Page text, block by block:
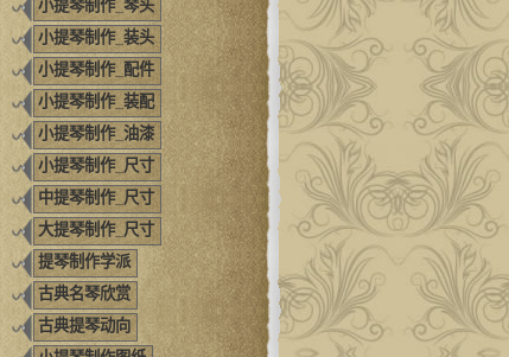
小提琴制作_琴头
小提琴制作_装头
小提琴制作_配件
小提琴制作_装配
小提琴制作_油漆
小提琴制作_尺寸
中提琴制作_尺寸
大提琴制作_尺寸
提琴制作学派
古典名琴欣赏
古典提琴动向